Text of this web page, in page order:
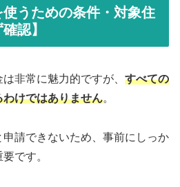
うための条件・対象住
認】
非常に魅力的ですが、 すべての
けではありません。
請できないため、事前にしっか
です。